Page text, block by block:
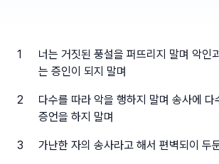
1
너는 거짓된 풍설을 퍼뜨리지 말며 악인
는 증인이 되지 말며
2
다수를 따라 악을 행하지 말며 송사에 다
증언을 하지 말며
3 가난한 자의 송사라고 해서 편벽되이 두